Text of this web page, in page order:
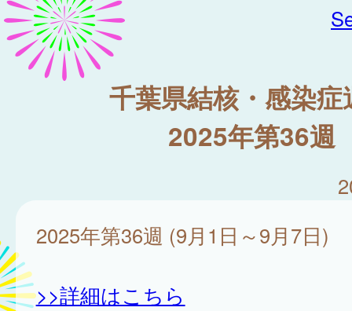
千葉県結核・感染症
2025年第36週
2025年第36週 (9月1日～9月7日)
>>詳細はこちら